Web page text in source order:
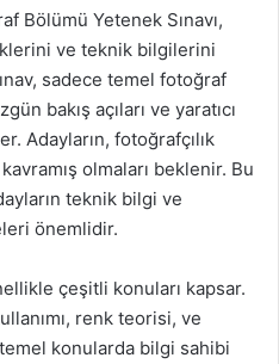
Bölümü Yetenek Sınavı,
ve teknik bilgilerini
sadece temel fotoğraf
bakış açıları ve yaratıcı
Adayların, fotoğrafçılık
olmaları beklenir. Bu
teknik bilgi ve
önemlidir.
çeşitli konuları kapsar.
renk teorisi, ve
konularda bilgi sahibi